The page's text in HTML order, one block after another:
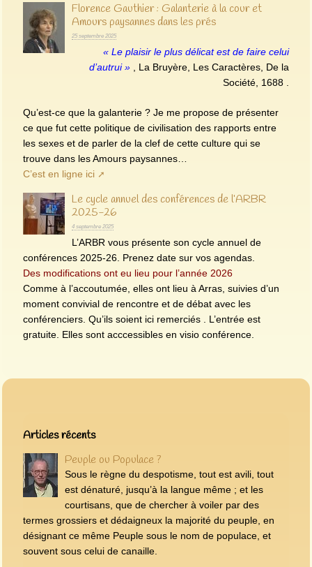
Florence Gauthier : Galanterie à la cour et
Amours paysannes dans les prés
25 septembre 2025
« Le plaisir le plus délicat est de faire celui
d’autrui »
, La Bruyère, Les Caractères, De la
Société, 1688 .
Qu’est-ce que la galanterie ? Je me propose de présenter
ce que fut cette politique de civilisation des rapports entre
les sexes et de parler de la clef de cette culture qui se
trouve dans les Amours paysannes…
C’est en ligne ici
Le cycle annuel des conférences de l’ARBR
2025-26
4 septembre 2025
L’ARBR vous présente son cycle annuel de
conférences 2025-26. Prenez date sur vos agendas.
Des modifications ont eu lieu pour l’année 2026
Comme à l’accoutumée, elles ont lieu à Arras, suivies d’un
moment convivial de rencontre et de débat avec les
conférenciers. Qu’ils soient ici remerciés . L’entrée est
gratuite. Elles sont acccessibles en visio conférence.
Articles les plus récents
Articles récents
Peuple ou Populace ?
Sous le règne du despotisme, tout est avili, tout
est dénaturé, jusqu’à la langue même ; et les
courtisans, que de chercher à voiler par des
termes grossiers et dédaigneux la majorité du peuple, en
désignant ce même Peuple sous le nom de populace, et
souvent sous celui de canaille.